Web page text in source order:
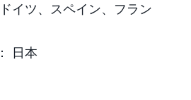
ドイツ、スペイン、フラン
日本